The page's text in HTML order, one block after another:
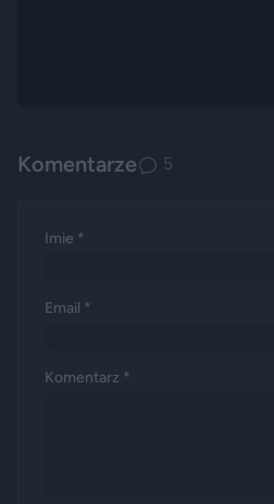
Komentarze 5
Imie *
Email *
Komentarz *